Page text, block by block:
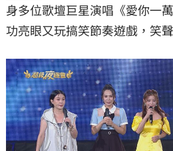
身多位歌壇巨星演唱《愛你一
功亮眼又玩搞笑節奏遊戲，笑